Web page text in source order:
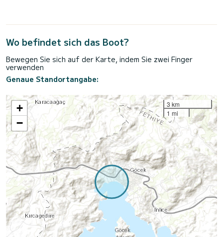
Wo befindet sich das Boot?
Bewegen Sie sich auf der Karte, indem Sie zwei Finger
verwenden
Genaue Standortangabe:
+
−
3 km
1 mi